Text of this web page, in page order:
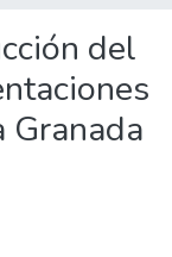
del
Granada